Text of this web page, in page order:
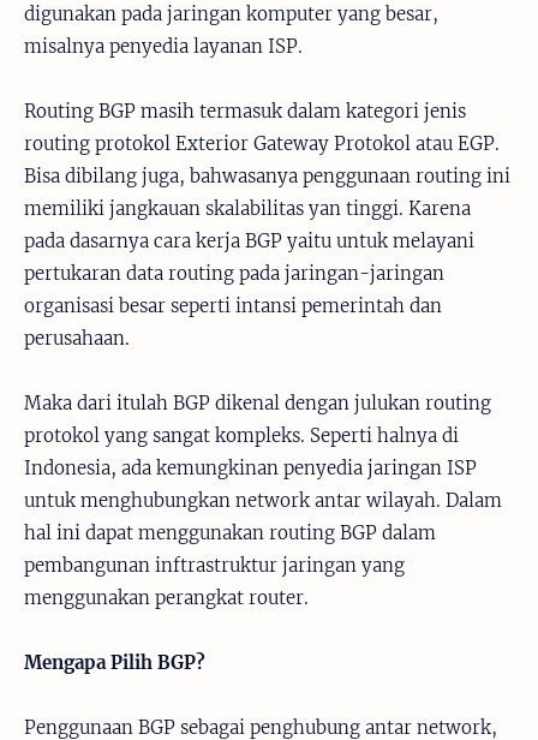
digunakan pada jaringan komputer yang besar,
misalnya penyedia layanan ISP.
Routing BGP masih termasuk dalam kategori jenis
routing protokol Exterior Gateway Protokol atau EGP.
Bisa dibilang juga, bahwasanya penggunaan routing ini
memiliki jangkauan skalabilitas yan tinggi. Karena
pada dasarnya cara kerja BGP yaitu untuk melayani
pertukaran data routing pada jaringan-jaringan
organisasi besar seperti intansi pemerintah dan
perusahaan.
Maka dari itulah BGP dikenal dengan julukan routing
protokol yang sangat kompleks. Seperti halnya di
Indonesia, ada kemungkinan penyedia jaringan ISP
untuk menghubungkan network antar wilayah. Dalam
hal ini dapat menggunakan routing BGP dalam
pembangunan inftrastruktur jaringan yang
menggunakan perangkat router.
Mengapa Pilih BGP?
Penggunaan BGP sebagai penghubung antar network,